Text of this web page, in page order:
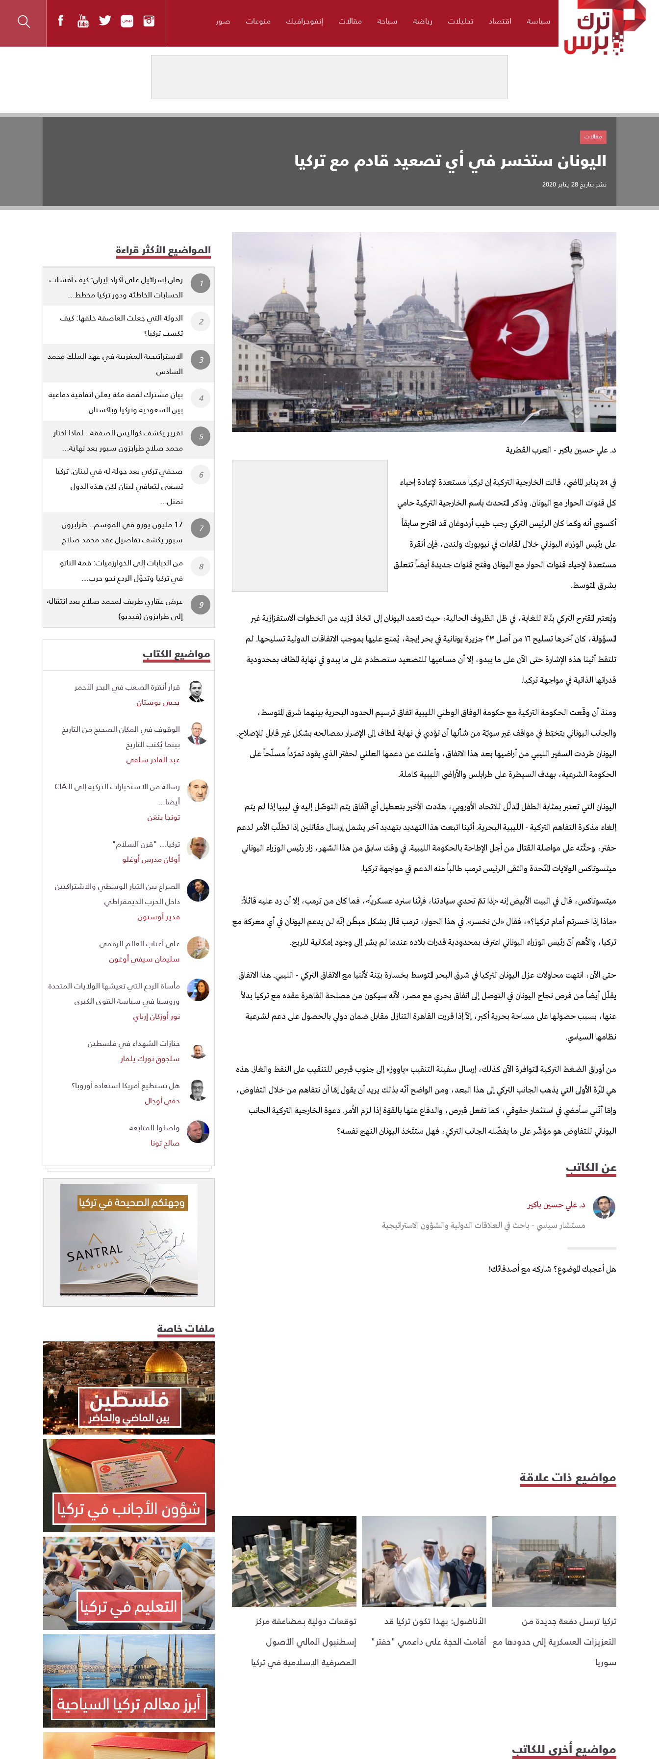
سياسة اقتصاد تحليلات رياضة سياحة مقالات إنفوجرافيك منوعات صور
اليونان ستخسر في أي تصعيد قادم مع تركيا
نشر بتاريخ28 يناير 2020
مقالات
د. علي حسين باكير - العرب القطرية
في 24 يناير الماضي، قالت الخارجية التركية إن تركيا مستعدة لإعادة إحياء
كل قنوات الحوار مع اليونان. وذكر المتحدث باسم الخارجية التركية حامي
أكسوي أنه وكما كان الرئيس التركي رجب طيب أردوغان قد اقترح سابقاً
على رئيس الوزراء اليوناني خلال لقاءات في نيويورك ولندن، فإن أنقرة
مستعدة لإحياء قنوات الحوار مع اليونان وفتح قنوات جديدة أيضاً تتعلق
بشرق المتوسط.
ويُعتبر المقترح التركي بنّاءً للغاية، في ظل الظروف الحالية، حيث تعمد اليونان إلى اتخاذ المزيد من الخطوات الاستفزازية غير
المسؤولة، كان آخرها تسليح ١٦ من أصل ٢٣ جزيرة يونانية في بحر إيجة، يُمنع عليها بموجب الاتفاقات الدولية تسليحها. لم
تلتقط أثينا هذه الإشارة حتى الآن على ما يبدو، إلا أن مساعيها للتصعيد ستصطدم على ما يبدو في نهاية المطاف بمحدودية
قدراتها الذاتية في مواجهة تركيا.
ومنذ أن وقّعت الحكومة التركية مع حكومة الوفاق الوطني الليبية اتفاق ترسيم الحدود البحرية بينهما شرق المتوسط،
والجانب اليوناني يتخبّط في مواقف غير سويّة من شأنها أن تؤدي في نهاية المطاف إلى الإضرار بمصالحه بشكل غير قابل للإصلاح.
اليونان طردت السفير الليبي من أراضيها بعد هذا الاتفاق، وأعلنت عن دعمها العلني لحفتر الذي يقود تمرّداً مسلّحاً على
الحكومة الشرعية، بهدف السيطرة على طرابلس والأراضي الليبية كاملة.
اليونان التي تعتبر بمثابة الطفل المدلّل للاتحاد الأوروبي، هدّدت الأخير بتعطيل أي اتّفاق يتم التوصّل إليه في ليبيا إذا لم يتم
إلغاء مذكرة التفاهم التركية - الليبية البحرية. أثينا اتبعت هذا التهديد بتهديد آخر يشمل إرسال مقاتلين إذا تطلّب الأمر لدعم
حفتر، وحثّته على مواصلة القتال من أجل الإطاحة بالحكومة الليبية. في وقت سابق من هذا الشهر، زار رئيس الوزراء اليوناني
ميتسوتاكس الولايات المتّحدة والتقى الرئيس ترمب طالباً منه الدعم في مواجهة تركيا.
ميتسوتاكس، قال في البيت الأبيض إنه «إذا تمّ تحدي سيادتنا، فإنّنا سنرد عسكرياً»، فما كان من ترمب، إلا أن رد عليه قائلاً:
«ماذا إذا خسرتم أمام تركيا؟»، فقال «لن نخسر». في هذا الحوار، ترمب قال بشكل مبطّن إنّه لن يدعم اليونان في أي معركة مع
تركيا، والأهم أنّ رئيس الوزراء اليوناني اعترف بمحدودية قدرات بلاده عندما لم يشر إلى وجود إمكانية للربح.
حتى الآن، انتهت محاولات عزل اليونان لتركيا في شرق البحر المتوسط بخسارة بيّنة لأثنيا مع الاتفاق التركي - الليبي. هذا الاتفاق
يقلّل أيضاً من فرص نجاح اليونان في التوصل إلى اتفاق بحري مع مصر، لأنّه سيكون من مصلحة القاهرة عقده مع تركيا بدلاً
عنها، بسبب حصولها على مساحة بحرية أكبر، إلاّ إذا قررت القاهرة التنازل مقابل ضمان دولي بالحصول على دعم لشرعية
نظامها السياسي.
من أوراق الضغط التركية المتوافرة الآن كذلك، إرسال سفينة التنقيب «ياووز» إلى جنوب قبرص للتنقيب على النفط والغاز. هذه
هي المّرة الأولى التي يذهب الجانب التركي إلى هذا البعد، ومن الواضح أنّه بذلك يريد أن يقول إمّا أن نتفاهم من خلال التفاوض،
وإمّا أنّني سأمضي في استثمار حقوقي، كما تفعل قبرص، والدفاع عنها بالقوّة إذا لزم الأمر. دعوة الخارجية التركية الجانب
اليوناني للتفاوض هو مؤشّر على ما يفضّله الجانب التركي، فهل ستتّخذ اليونان النهج نفسه؟
عن الكاتب
د. علي حسين باكير
مستشار سياسي - باحث في العلاقات الدولية والشؤون الاستراتيجية
هل أعجبك الموضوع؟ شاركه مع أصدقائك!
مواضيع ذات علاقة
تركيا ترسل دفعة جديدة من
التعزيزات العسكرية إلى حدودها مع
سوريا
الأناضول: بهذا تكون تركيا قد
أقامت الحجة على داعمي "حفتر"
توقعات دولية بمضاعفة مركز
إسطنبول المالي الأصول
المصرفية الإسلامية في تركيا
مواضيع أخرى للكاتب
المواضيع الأكثر قراءة
رهان إسرائيل على أكراد إيران: كيف أفشلت
الحسابات الخاطئة ودور تركيا مخطط...
الدولة التي جعلت العاصفة خلفها: كيف
تكسب تركيا؟
الاستراتيجية المغربية في عهد الملك محمد
السادس
بيان مشترك لقمة مكة يعلن اتفاقية دفاعية
بين السعودية وتركيا وباكستان
تقرير يكشف كواليس الصفقة.. لماذا اختار
محمد صلاح طرابزون سبور بعد نهاية...
صحفي تركي بعد جولة له في لبنان: تركيا
تسعى لتعافي لبنان لكن هذه الدول
تمثل...
17 مليون يورو في الموسم.. طرابزون
سبور يكشف تفاصيل عقد محمد صلاح
من الدبابات إلى الخوارزميات: قمة الناتو
في تركيا وتحوّل الردع نحو حرب...
عرض عقاري طريف لمحمد صلاح بعد انتقاله
إلى طرابزون (فيديو)
مواضيع الكتاب
قرار أنقرة الصعب في البحر الأحمر
يحيى بوستان
الوقوف في المكان الصحيح من التاريخ
بينما يُكتب التاريخ
عبد القادر سلفي
رسالة من الاستخبارات التركية إلى الـCIA
أيضا...
تونجا بنغن
تركيا... "قرن السلام"
أوكان مدرس أوغلو
الصراع بين التيار الوسطي والاشتراكيين
داخل الحزب الديمقراطي
قدير أوستون
على أعتاب العالم الرقمي
سليمان سيفي أوغون
مأساة الردع التي تعيشها الولايات المتحدة
وروسيا في سياسة القوى الكبرى
نور أوزكان إرباي
جنازات الشهداء في فلسطين
سلجوق تورك يلماز
هل تستطيع أمريكا استعادة أوروبا؟
حقي أوجال
واصلوا المتابعة
صالح تونا
ملفات خاصة